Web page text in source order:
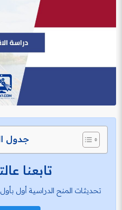
جدول
تابعنا
تحديثات المنح الدراسية أول